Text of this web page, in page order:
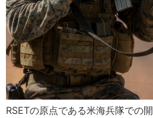
RSETの原点である米海兵隊での